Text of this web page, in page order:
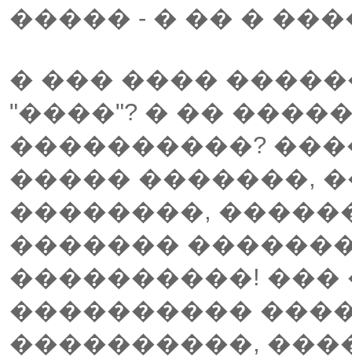
����� - � �� �
� ��� ����
"����"? � ��
����������?
����� �������,
��������,
�������
����������! ���
����������
����������,